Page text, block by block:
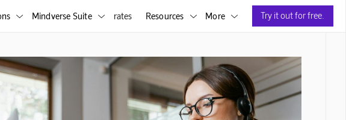
 Mindverse Suite  rates Resources  More  Try it out for free.